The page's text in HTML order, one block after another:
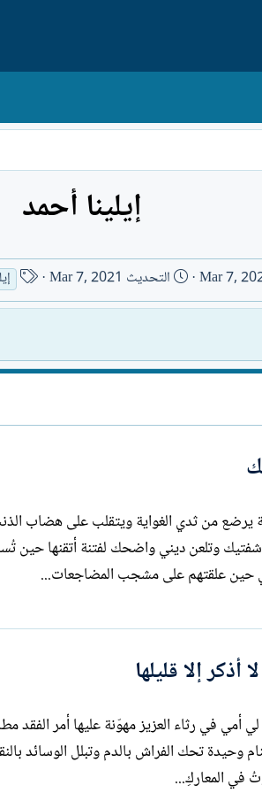
إيلينا أحمد
Mar 7, التحديث Mar 7, 2021
ا
س
ل
ت
وتلعن ديني واضحك لفتنة أتقنها حين
إلا قليلها
أذكر إلا قليلها حين قالت لي أمي في رثاء العزيز مهوّنة عليها
جميعهم مقابل أن تسترد زوجها حينما كانت تنام وحيدة تحك الفراش
في المعاركِ...